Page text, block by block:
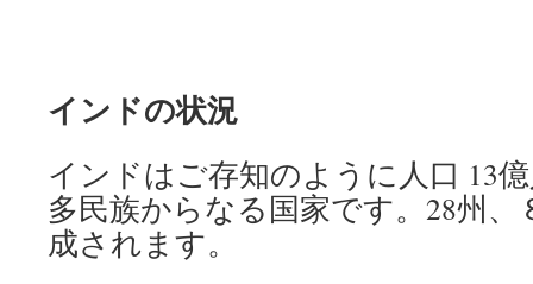
インドの状況
インドはご存知のように人口 13
多民族からなる国家です。28州
成されます。